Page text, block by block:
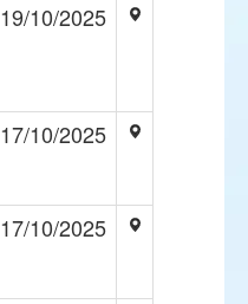
19/10/2025
17/10/2025
17/10/2025